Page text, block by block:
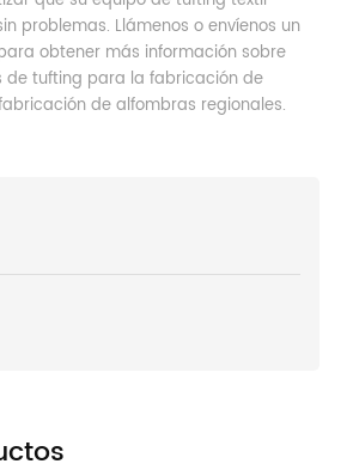
problemas. Llámenos o envíenos un
obtener más información sobre
de tufting para la fabricación de
de alfombras regionales.